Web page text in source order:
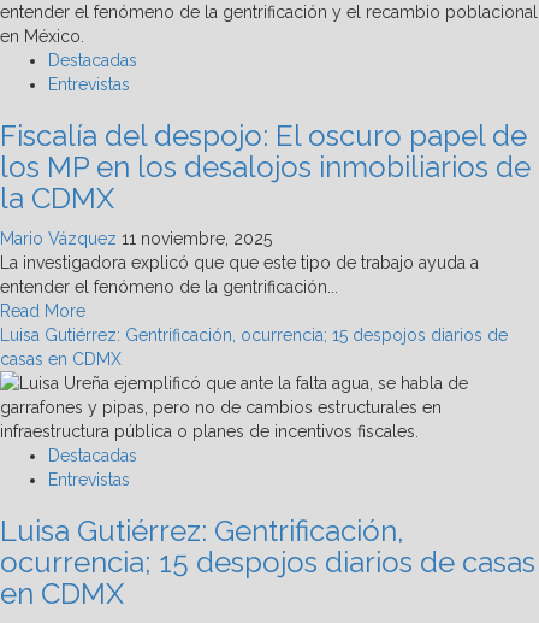
pastor
masas”:
Los
del
poderío
religioso
(y
fanatismo)
hacia
Destacadas
Entrevistas
Fiscalía del despojo: El oscuro papel de
los MP en los desalojos inmobiliarios de
la CDMX
Mario Vázquez 11 noviembre, 2025
La investigadora explicó que que este tipo de trabajo ayuda a
entender el fenómeno de la gentrificación...
Read MoreRead
more
about
Fiscalía
del
despojo:
El
oscuro
de
MP
en
Luisa Gutiérrez: Gentrificación, ocurrencia; 15 despojos diarios de
casas en CDMX
Destacadas
Entrevistas
Luisa Gutiérrez: Gentrificación,
ocurrencia; 15 despojos diarios de casas
en CDMX